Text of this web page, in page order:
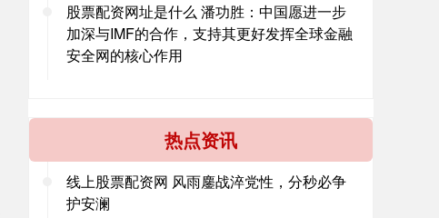
股票配资网址是什么 潘功胜：中国愿进一步
加深与IMF的合作，支持其更好发挥全球金融
安全网的核心作用
热点资讯
线上股票配资网 风雨鏖战淬党性，分秒必争
护安澜